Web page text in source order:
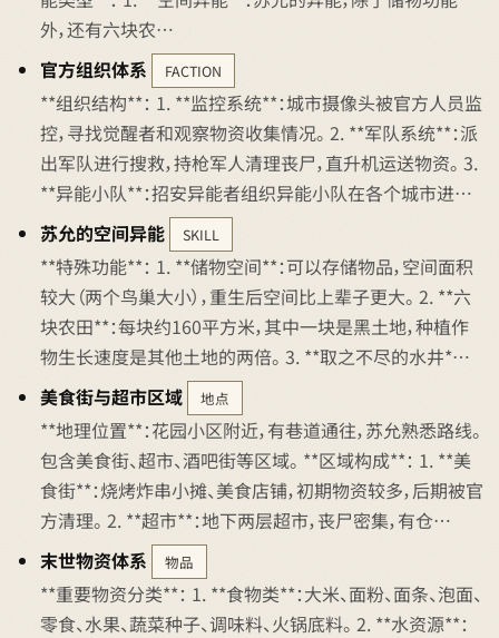
外，还有六块农…
官方组织体系
FACTION
**组织结构**： 1. **监控系统**：城市摄像头被官方人员监
控，寻找觉醒者和观察物资收集情况。 2. **军队系统**：派
出军队进行搜救，持枪军人清理丧尸，直升机运送物资。 3.
**异能小队**：招安异能者组织异能小队在各个城市进…
苏允的空间异能
SKILL
**特殊功能**： 1. **储物空间**：可以存储物品，空间面积
较大（两个鸟巢大小），重生后空间比上辈子更大。 2. **六
块农田**：每块约160平方米，其中一块是黑土地，种植作
物生长速度是其他土地的两倍。 3. **取之不尽的水井*…
美食街与超市区域
地点
**地理位置**：花园小区附近，有巷道通往，苏允熟悉路线。
包含美食街、超市、酒吧街等区域。 **区域构成**： 1. **美
食街**：烧烤炸串小摊、美食店铺，初期物资较多，后期被官
方清理。 2. **超市**：地下两层超市，丧尸密集，有仓…
末世物资体系
物品
**重要物资分类**： 1. **食物类**：大米、面粉、面条、泡面、
零食、水果、蔬菜种子、调味料、火锅底料。 2. **水资源**：